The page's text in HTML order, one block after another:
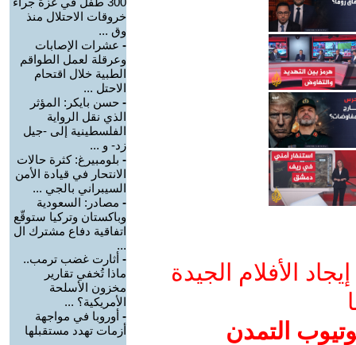
الأفلام الجيدة
التمدن
خروقات الاحتلال منذ
وق ...
- عشرات الإصابات
وعرقلة لعمل الطواقم
الطبية خلال اقتحام
الاحتل ...
- حسن بايكر: المؤثر
الذي نقل الرواية
الفلسطينية إلى -جيل
زد- و ...
- بلومبيرغ: كثرة حالات
الانتحار في قيادة الأمن
السيبراني بالجي ...
- مصادر: السعودية
وباكستان وتركيا ستوقّع
اتفاقية دفاع مشترك ال
...
- أثارت غضب ترمب..
ماذا تُخفي تقارير
مخزون الأسلحة
الأمريكية؟ ...
- أوروبا في مواجهة
أزمات تهدد مستقبلها